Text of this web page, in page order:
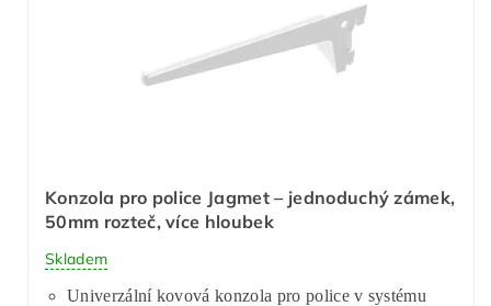
Konzola pro police Jagmet – jednoduchý zámek,
50mm rozteč, více hloubek
Skladem
Univerzální kovová konzola pro police v systému